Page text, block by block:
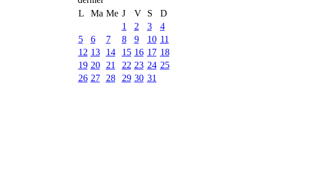
L
Ma Me J V S
D
1
2 3
4
5
6 7 8 9 10 11
12 13 14 15 16 17 18
19 20 21 22 23 24 25
26 27 28 29 30 31